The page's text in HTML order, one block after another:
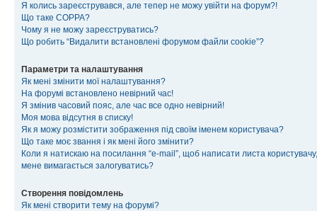
Я колись зареєструвався, але тепер не можу увійти на форум?!
Що таке COPPA?
Чому я не можу зареєструватись?
Що робить “Видалити встановлені форумом файли cookie”?
Параметри та налаштування
Як мені змінити мої налаштування?
На форумі встановлено невірний час!
Я змінив часовий пояс, але час все одно невірний!
Моя мова відсутня в списку!
Як я можу розмістити зображення під своїм іменем користувача?
Що таке моє звання і як мені його змінити?
Коли я натискаю на посилання “e-mail”, щоб написати листа користувачу,
мене вимагається залогуватись?
Створення повідомлень
Як мені створити тему на форумі?